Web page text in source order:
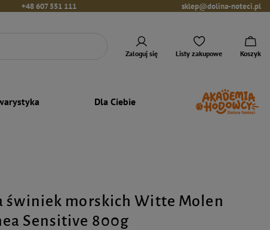
+48 607 551 111 sklep@dolina-noteci.pl
Zaloguj się Listy zakupowe Koszyk
Dla Ciebie
świniek morskich Witte Molen
Sensitive 800g